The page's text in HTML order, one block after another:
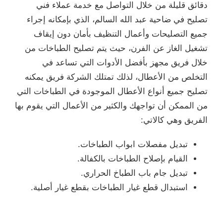
دقائق قليلة من خلال التواصل مع خدمة عملاء فني
تصليح في ضاحية عبد الله السالم، الذي بإمكانه إجراء
جميع التصليحات وأعمال التنظيف بأمان دون إيقاف
تشغيل الغاز عن الفرن، حيث يتم تصليح الطباخات من
خلال فريق مجهز بأفضل الأدوات التي تساعد في
التخلص من الأعطال، لذلك تمتلك الشركة فريق يمكنه
تصليح جميع أنواع الأعطال الموجودة في الطباخات التي
من الممكن أن تواجهك والكثير من الأعمال التي يقوم بها
الفريق وهي كالاتي:
تبديل مفصلات ابواب الطباخات.
القيام بإصلاح الطباخات بالكفالة.
تبديل جام باب الطباخ الحراري.
استبدال قطع غيار الطباخات بقطع غيار أصلية.